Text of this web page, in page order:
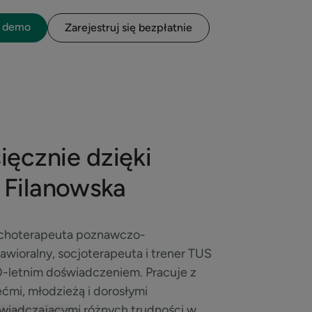
demo Zarejestruj się bezpłatnie
dzięki
poznawczo-
socjoterapeuta i trener TUS
letnim doświadczeniem. Pracuje z
młodzieżą i dorosłymi